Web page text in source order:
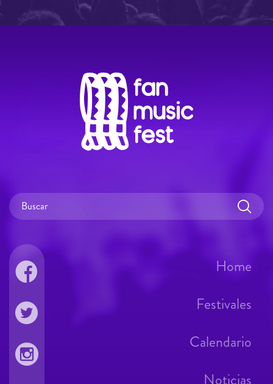
Home
Festivales
Calendario